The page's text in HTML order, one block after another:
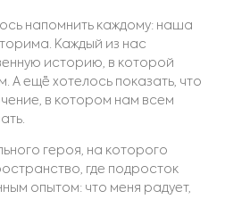
напомнить каждому: наша
Каждый из нас
историю, в которой
А ещё хотелось показать, что
в котором нам всем
героя, на которого
где подросток
опытом: что меня радует,